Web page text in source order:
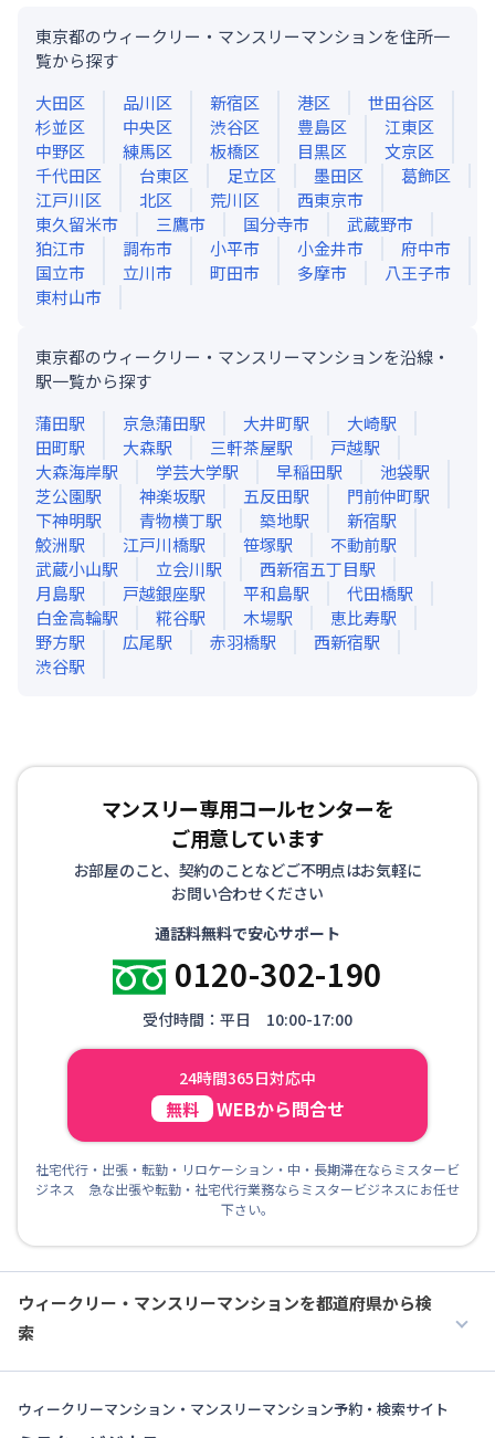
東京都のウィークリー・マンスリーマンションを住所一
覧から探す
大田区
品川区 新宿区 港区
世田谷区
杉並区
中央区 渋谷区 豊島区
江東区
中野区
練馬区 板橋区 目黒区
文京区
千代田区
台東区 足立区 墨田区
葛飾区
江戸川区
北区 荒川区
西東京市
東久留米市
三鷹市 国分寺市
武蔵野市
狛江市
調布市 小平市 小金井市
府中市
国立市
立川市 町田市 多摩市
八王子市
東村山市
東京都のウィークリー・マンスリーマンションを沿線・
駅一覧から探す
蒲田駅 京急蒲田駅 大井町駅 大崎駅
田町駅 大森駅 三軒茶屋駅 戸越駅
大森海岸駅 学芸大学駅 早稲田駅 池袋駅
芝公園駅 神楽坂駅 五反田駅 門前仲町駅
下神明駅 青物横丁駅 築地駅 新宿駅
鮫洲駅 江戸川橋駅 笹塚駅 不動前駅
武蔵小山駅 立会川駅 西新宿五丁目駅
月島駅 戸越銀座駅 平和島駅 代田橋駅
白金高輪駅 糀谷駅 木場駅 恵比寿駅
野方駅 広尾駅 赤羽橋駅 西新宿駅
渋谷駅
マンスリー専用コールセンターを
ご用意しています
お部屋のこと、契約のことなどご不明点はお気軽に
お問い合わせください
通話料無料で安心サポート
0120-302-190
受付時間：平日 10:00-17:00
24時間365日対応中
無料 WEBから問合せ
社宅代行・出張・転勤・リロケーション・中・長期滞在ならミスタービ
ジネス 急な出張や転勤・社宅代行業務ならミスタービジネスにお任せ
下さい。
ウィークリー・マンスリーマンションを都道府県から検
索
ウィークリーマンション・マンスリーマンション予約・検索サイト